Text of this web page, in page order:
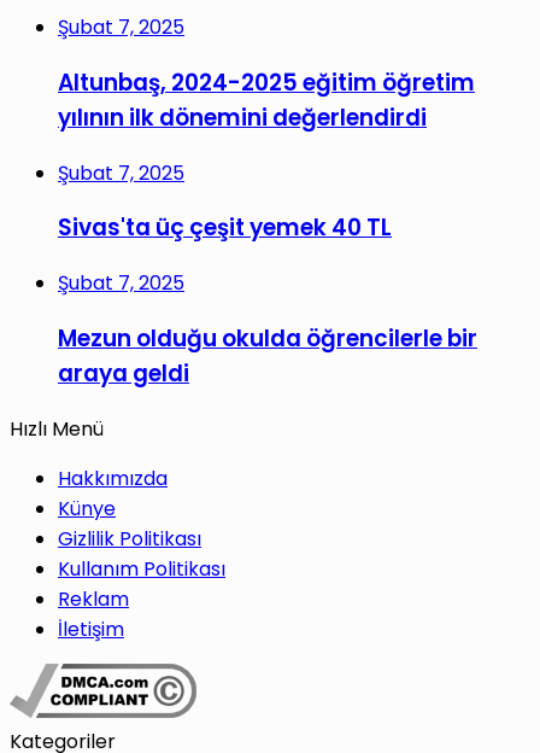
Şubat 7, 2025
Altunbaş, 2024-2025 eğitim öğretim
yılının ilk dönemini değerlendirdi
Şubat 7, 2025
Sivas'ta üç çeşit yemek 40 TL
Şubat 7, 2025
Mezun olduğu okulda öğrencilerle bir
araya geldi
Hızlı Menü
Hakkımızda
Künye
Gizlilik Politikası
Kullanım Politikası
Reklam
İletişim
Kategoriler